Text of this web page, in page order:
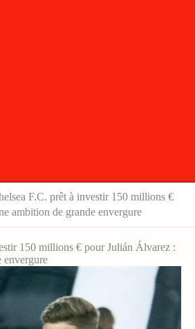
F.C. prêt à investir 150 millions €
ambition de grande envergure
150 millions € pour Julián Álvarez :
envergure